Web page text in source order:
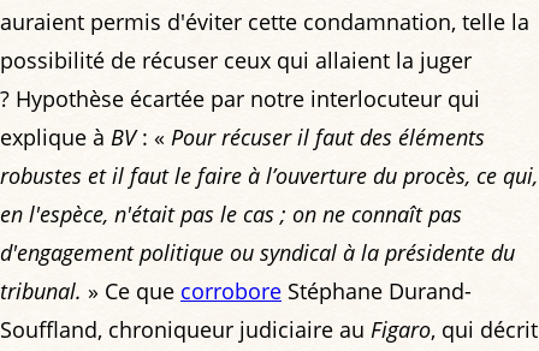
auraient permis d'éviter cette condamnation, telle la
possibilité de récuser ceux qui allaient la juger
? Hypothèse écartée par notre interlocuteur qui
explique à BV: « Pour récuser il faut des éléments
robustes et il faut le faire à l’ouverture du procès, ce qui,
en l'espèce, n'était pas le cas ; on ne connaît pas
d'engagement politique ou syndical à la présidente du
tribunal. » Ce que corrobore Stéphane Durand-
Souffland, chroniqueur judiciaire au Figaro, qui décrit